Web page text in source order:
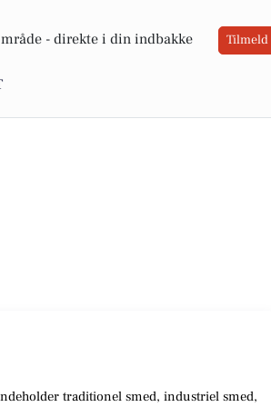
- direkte i din indbakke Tilmeld
traditionel smed, industriel smed,